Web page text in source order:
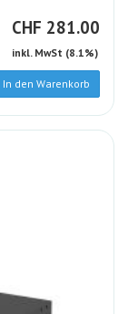
CHF CHF
281.00
inkl. MwSt (8.1%)
In den Warenkorb